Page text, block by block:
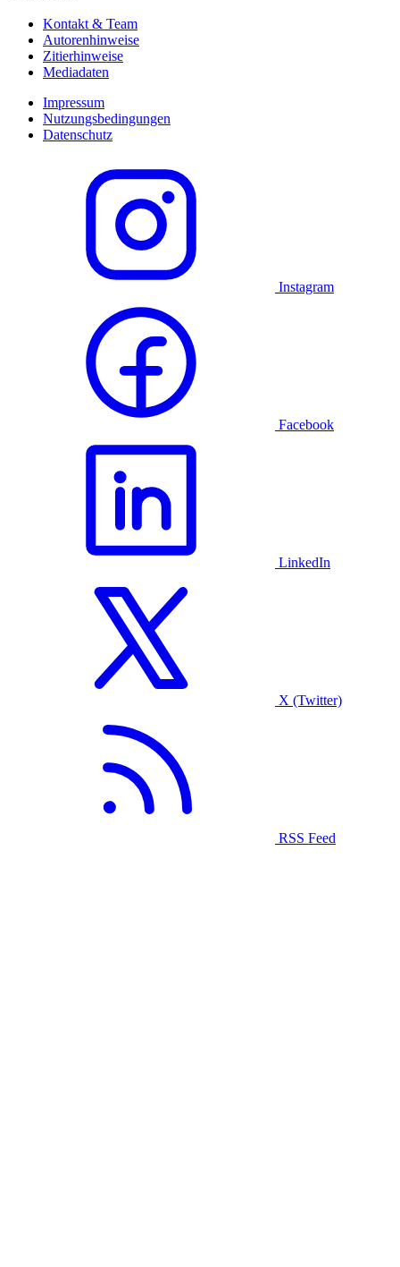
Kontakt & Team
Autorenhinweise
Zitierhinweise
Mediadaten
Impressum
Nutzungsbedingungen
Datenschutz
Instagram
Facebook
LinkedIn
X (Twitter)
RSS Feed